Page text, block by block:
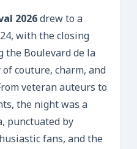
2026drew to a
with the closing
the Boulevard de la
couture, charm, and
veteran auteurs to
the night was a
punctuated by
fans, and the